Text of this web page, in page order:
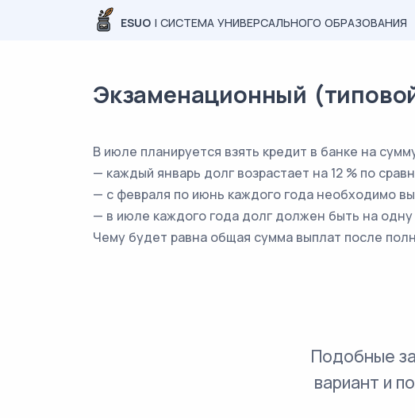
ESUO | СИСТЕМА УНИВЕРСАЛЬНОГО ОБРАЗОВАНИЯ
Экзаменационный
В июле планируется взять кредит в банке на
— каждый январь долг возрастает на 12 % по
— с февраля по июнь каждого года необходимо
— в июле каждого года долг должен быть на
Чему будет равна общая сумма выплат после
Подобные
вариант и